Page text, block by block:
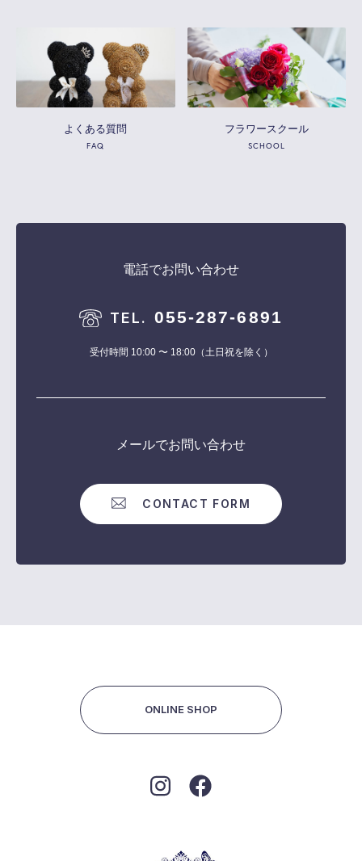
FAQ
よくある質問
SCHOOL
フラワースクール
電話でお問い合わせ
TEL. 055-287-6891
受付時間 10:00 〜 18:00（土日祝を除く）
メールでお問い合わせ
CONTACT FORM
ONLINE SHOP